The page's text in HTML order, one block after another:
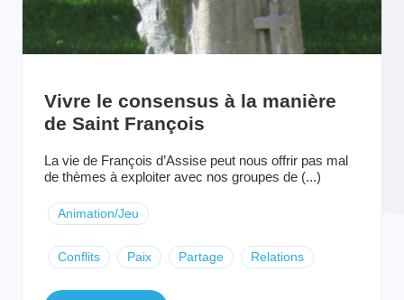
Vivre le consensus à la manière
de Saint François
La vie de François d’Assise peut nous offrir pas mal
de thèmes à exploiter avec nos groupes de (...)
Animation/Jeu
Conflits Paix Partage Relations